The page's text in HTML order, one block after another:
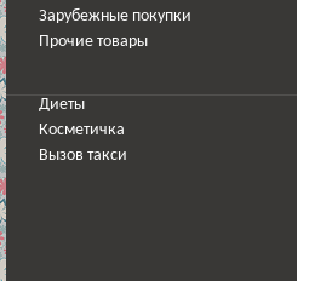
Зарубежные покупки
Прочие товары
Диеты
Косметичка
Вызов такси